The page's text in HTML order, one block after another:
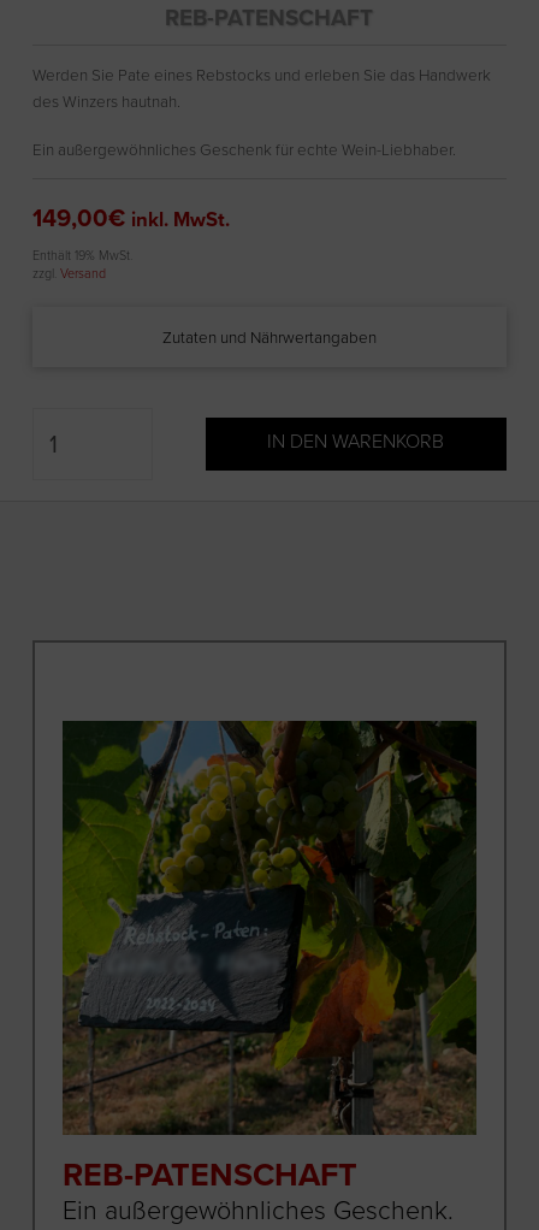
REB-PATENSCHAFT
Werden Sie Pate eines Rebstocks und erleben Sie das Handwerk
des Winzers hautnah.
Ein außergewöhnliches Geschenk für echte Wein-Liebhaber.
149,00€ inkl. MwSt.
Enthält 19% MwSt.
zzgl. Versand
Zutaten und Nährwertangaben
Patenschaft
IN DEN WARENKORB
REB-PATENSCHAFT
Ein außergewöhnliches Geschenk.